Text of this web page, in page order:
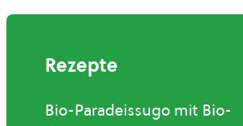
Rezepte
Bio-Paradeissugo mit Bio-